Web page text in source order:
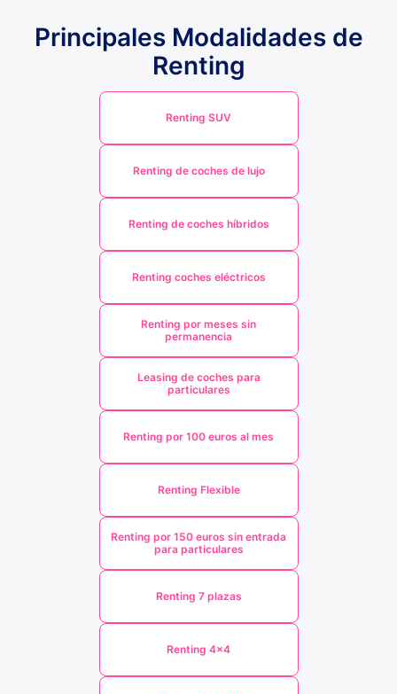
Principales Modalidades de
Renting
Renting SUV
Renting de coches de lujo
Renting de coches híbridos
Renting coches eléctricos
Renting por meses sin
permanencia
Leasing de coches para
particulares
Renting por 100 euros al mes
Renting Flexible
Renting por 150 euros sin entrada
para particulares
Renting 7 plazas
Renting 4x4